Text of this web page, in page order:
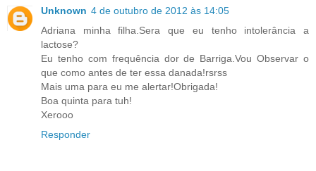
Unknown 4 de outubro de 2012 às 14:05
Adriana minha filha.Sera que eu tenho intolerância a
lactose?
Eu tenho com frequência dor de Barriga.Vou Observar o
que como antes de ter essa danada!rsrss
Mais uma para eu me alertar!Obrigada!
Boa quinta para tuh!
Xerooo
Responder